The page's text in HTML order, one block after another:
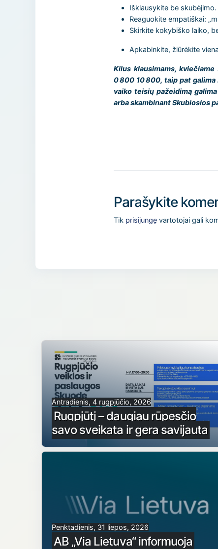
Išklausykite be skubėjimo.
Reaguokite empatiškai:
Skirkite kokybiško laiko,
Apkabinkite, žiūrėkite
Kilus klausimams,
0 800 10 800, taip pat
vaiko teisių pažeidimą
arba skambinant Skubiosios
Parašykite
Tik prisijungę vartotojai gali
Antradienis, 4 rugpjūčio, 2026
Rugpjūtį – daugiau rūpesčio
savo sveikata ir gera savijauta
Penktadienis, 31 liepos, 2026
AB „Via Lietuva“ informuoja